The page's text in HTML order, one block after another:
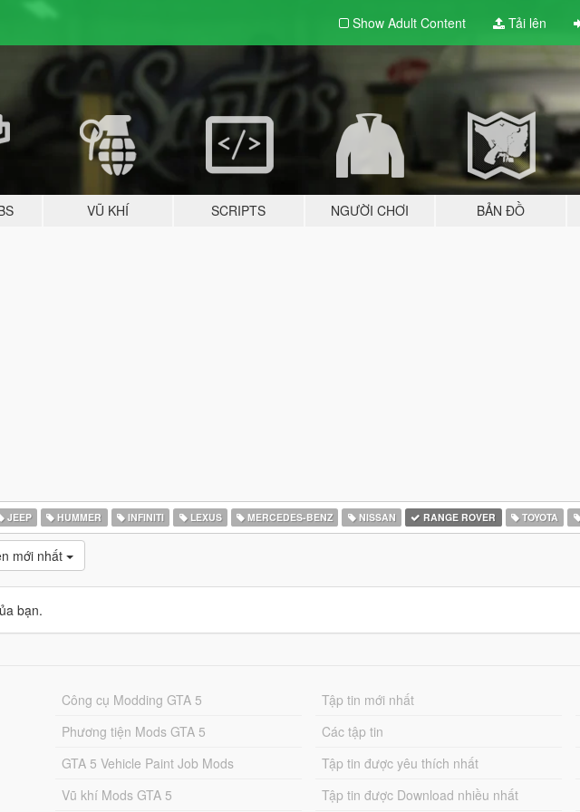
Show Adult Content Tải lên
VŨ KHÍ SCRIPTS NGƯỜI CHƠI BẢN ĐỒ
JEEP HUMMER INFINITI LEXUS MERCEDES-BENZ NISSAN RANGE ROVER TOYOTA
mới nhất
bạn.
Công cụ Modding GTA 5
Phương tiện Mods GTA 5
GTA 5 Vehicle Paint Job Mods
Vũ khí Mods GTA 5
Tập tin mới nhất
Các tập tin
Tập tin được yêu thích nhất
Tập tin được Download nhiều nhất